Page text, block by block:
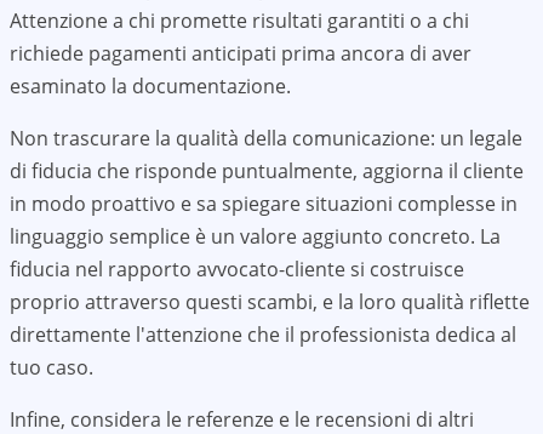
Attenzione a chi promette risultati garantiti o a chi
richiede pagamenti anticipati prima ancora di aver
esaminato la documentazione.
Non trascurare la qualità della comunicazione: un legale
di fiducia che risponde puntualmente, aggiorna il cliente
in modo proattivo e sa spiegare situazioni complesse in
linguaggio semplice è un valore aggiunto concreto. La
fiducia nel rapporto avvocato-cliente si costruisce
proprio attraverso questi scambi, e la loro qualità riflette
direttamente l'attenzione che il professionista dedica al
tuo caso.
Infine, considera le referenze e le recensioni di altri